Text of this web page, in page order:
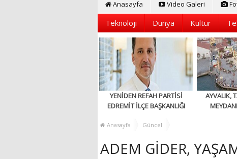
Anasayfa Video Galeri
Teknoloji Dünya Kültür
YENİDEN REFAH PARTİSİ
EDREMİT İLÇE BAŞKANLIĞI
AÇILIYOR!
AYVALIK,
Anasayfa Güncel
ADEM GİDER,